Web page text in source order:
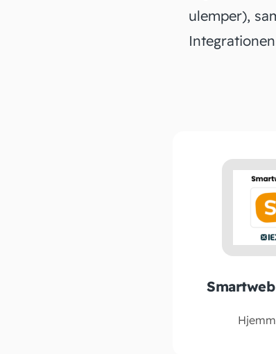
ulemper),